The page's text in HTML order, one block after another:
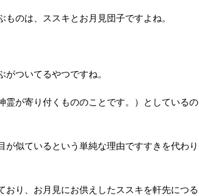
のは、ススキとお月見団子ですよね。
ついてるやつですね。
が寄り付くもののことです。）としているの
似ているという単純な理由ですすきを代わり
おり、お月見にお供えしたススキを軒先につる